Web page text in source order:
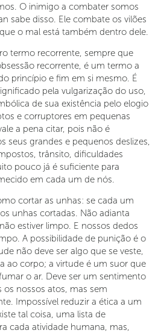
O inimigo a combater somos
sabe disso. Ele combate os vilões
o mal está também dentro dele.
termo recorrente, sempre que
recorrente, é um termo a
princípio e fim em si mesmo. É
pela vulgarização do uso,
de sua existência pelo elogio
e corruptores em pequenas
a pena citar, pois não é
seus grandes e pequenos deslizes,
trânsito, dificuldades
pouco já é suficiente para
em cada um de nós.
cortar as unhas: se cada um
unhas cortadas. Não adianta
estiver limpo. E nossos dedos
A possibilidade de punição é o
não deve ser algo que se veste,
ao corpo; a virtude é um suor que
o ar. Deve ser um sentimento
nossos atos, mas sem
Impossível reduzir a ética a um
tal coisa, uma lista de
cada atividade humana, mas,